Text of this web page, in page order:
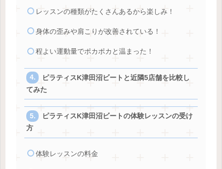
レッスンの種類がたくさんあるから楽しみ！
身体の歪みや肩こりが改善されている！
程よい運動量でポカポカと温まった！
ピラティスK津田沼ビートと近隣5店舗を比較し
てみた
ピラティスK津田沼ビートの体験レッスンの受け
方
体験レッスンの料金